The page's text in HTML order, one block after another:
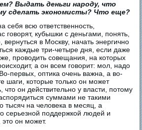
Выдать деньги народу, что
сделать экономисты? Что еще?
себя всю ответственность,
говорят, кубышки с деньгами, понять,
вернуться в Москву, начать энергично
каждые три-четыре дня, если даже
проводить совещания, на которых
а он всем говорит: мол, надо
первых, оптика очень важна, а во-
шаги, которые только он может
что он действительно у власти, потому
суммами не такими
на человека в месяц, а
серьезной поддержкой людей и
он может.